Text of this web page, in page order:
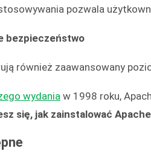
pozwala
bezpieczeństwo
również zaawansowany
wydaniaw 1998 roku,
się, jak zainstalować